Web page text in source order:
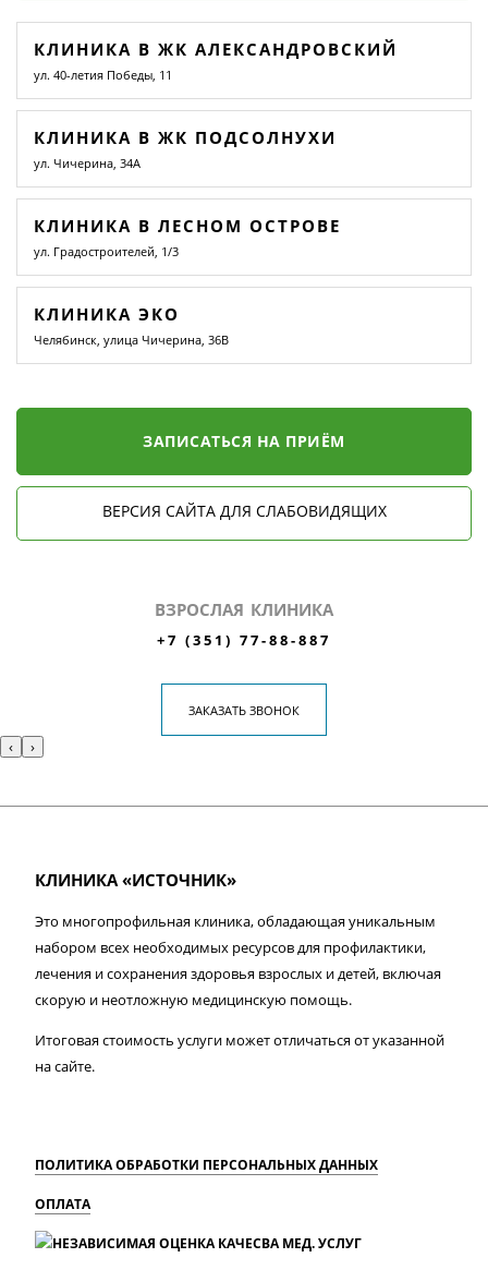
КЛИНИКА В ЖК АЛЕКСАНДРОВСКИЙ
ул. 40-летия Победы, 11
КЛИНИКА В ЖК ПОДСОЛНУХИ
ул. Чичерина, 34А
КЛИНИКА В ЛЕСНОМ ОСТРОВЕ
ул. Градостроителей, 1/3
КЛИНИКА ЭКО
Челябинск, улица Чичерина, 36В
ЗАПИСАТЬСЯ НА ПРИЁМ
ВЕРСИЯ САЙТА ДЛЯ СЛАБОВИДЯЩИХ
ВЗРОСЛАЯ КЛИНИКА
+7 (351) 77-88-887
ЗАКАЗАТЬ ЗВОНОК
‹ ›
КЛИНИКА «ИСТОЧНИК»
Это многопрофильная клиника, обладающая уникальным
набором всех необходимых ресурсов для профилактики,
лечения и сохранения здоровья взрослых и детей, включая
скорую и неотложную медицинскую помощь.
Итоговая стоимость услуги может отличаться от указанной
на сайте.
ПОЛИТИКА ОБРАБОТКИ ПЕРСОНАЛЬНЫХ ДАННЫХ
ОПЛАТА